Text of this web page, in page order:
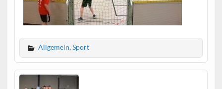
Allgemein,Sport